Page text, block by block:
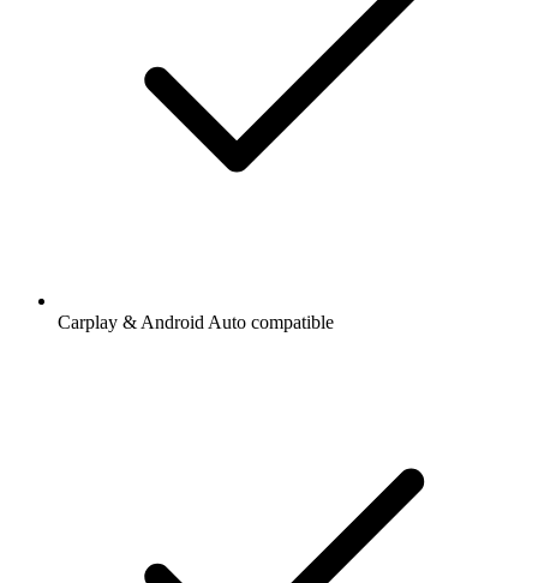
Carplay & Android Auto compatible